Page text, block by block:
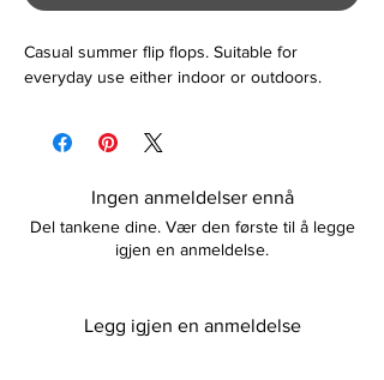
Casual summer flip flops. Suitable for
everyday use either indoor or outdoors.
Ingen anmeldelser ennå
Del tankene dine. Vær den første til å legge
igjen en anmeldelse.
Legg igjen en anmeldelse